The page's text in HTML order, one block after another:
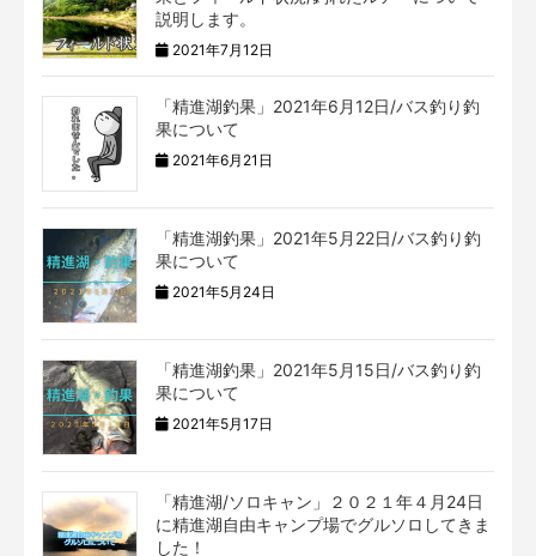
説明します。
2021年7月12日
「精進湖釣果」2021年6月12日/バス釣り釣
果について
2021年6月21日
「精進湖釣果」2021年5月22日/バス釣り釣
果について
2021年5月24日
「精進湖釣果」2021年5月15日/バス釣り釣
果について
2021年5月17日
「精進湖/ソロキャン」２０２１年４月24日
に精進湖自由キャンプ場でグルソロしてきま
した！